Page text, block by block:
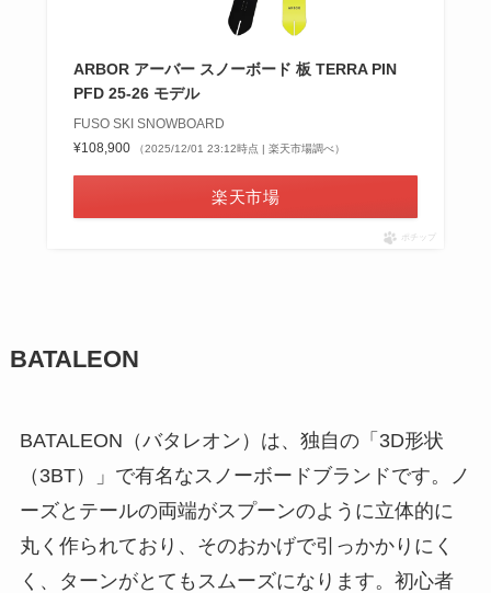
ARBOR アーバー スノーボード 板 TERRA PIN
PFD 25-26 モデル
FUSO SKI SNOWBOARD
¥108,900
（2025/12/01 23:12時点 | 楽天市場調べ）
楽天市場
ポチップ
BATALEON
BATALEON（バタレオン）は、独自の「3D形状
（3BT）」で有名なスノーボードブランドです。ノ
ーズとテールの両端がスプーンのように立体的に
丸く作られており、そのおかげで引っかかりにく
く、ターンがとてもスムーズになります。初心者